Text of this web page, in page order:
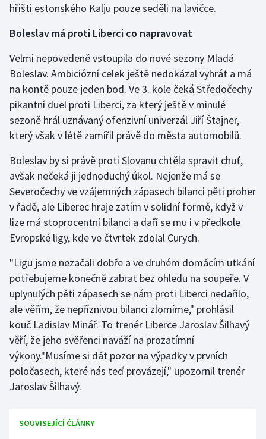
Plážový volejbal
Ragby
Rychlobruslení
Rychlostní kanoistika
Short track
Stolní tenis
Triatlon
Veslování
Vodní slalom
Volejbal
Ostatní
hřišti estonského Kalju pouze seděli na lavičce.
Boleslav má proti Liberci co napravovat
Velmi nepovedeně vstoupila do nové sezony Mladá
Boleslav. Ambiciózní celek ještě nedokázal vyhrát a má
na kontě pouze jeden bod. Ve 3. kole čeká Středočechy
pikantní duel proti Liberci, za který ještě v minulé
sezoně hrál uznávaný ofenzivní univerzál Jiří Štajner,
který však v létě zamířil právě do města automobilů.
Boleslav by si právě proti Slovanu chtěla spravit chuť,
avšak nečeká ji jednoduchý úkol. Nejenže má se
Severočechy ve vzájemných zápasech bilanci pěti proher
v řadě, ale Liberec hraje zatím v solidní formě, když v
lize má stoprocentní bilanci a daří se mu i v předkole
Evropské ligy, kde ve čtvrtek zdolal Curych.
"Ligu jsme nezačali dobře a ve druhém domácím utkání
potřebujeme konečně zabrat bez ohledu na soupeře. V
uplynulých pěti zápasech se nám proti Liberci nedařilo,
ale věřím, že nepříznivou bilanci zlomíme," prohlásil
kouč Ladislav Minář. To trenér Liberce Jaroslav Šilhavý
věří, že jeho svěřenci naváží na prozatímní
výkony."Musíme si dát pozor na výpadky v prvních
poločasech, které nás teď provázejí," upozornil trenér
Jaroslav Šilhavý.
SOUVISEJÍCÍ ČLÁNKY